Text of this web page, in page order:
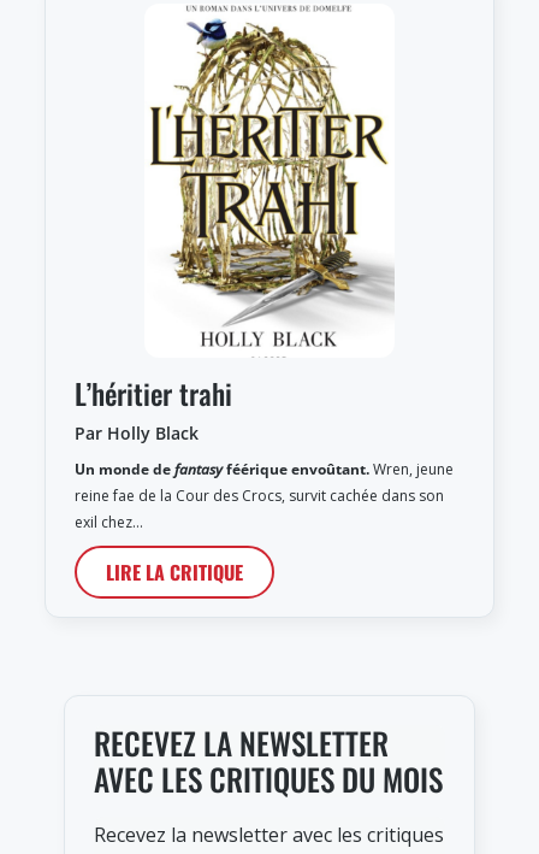
L’héritier trahi
Par Holly Black
Un monde defantasyféérique envoûtant.Wren, jeune
reine fae de la Cour des Crocs, survit cachée dans son
exil chez…
LIRE LA CRITIQUE
RECEVEZ LA NEWSLETTER
AVEC LES CRITIQUES DU MOIS
Recevez la newsletter avec les critiques